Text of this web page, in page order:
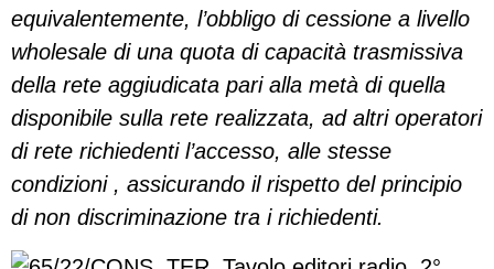
equivalentemente, l’obbligo di cessione a livello
wholesale di una quota di capacità trasmissiva
della rete aggiudicata pari alla metà di quella
disponibile sulla rete realizzata, ad altri operatori
di rete richiedenti l’accesso, alle stesse
condizioni , assicurando il rispetto del principio
di non discriminazione tra i richiedenti.